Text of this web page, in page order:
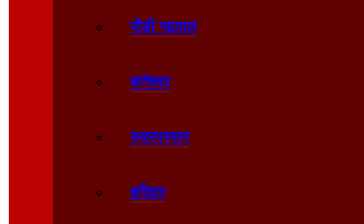
पौड़ी गढ़वाल
बागेश्वर
रुद्रप्रयाग
हरिद्वार